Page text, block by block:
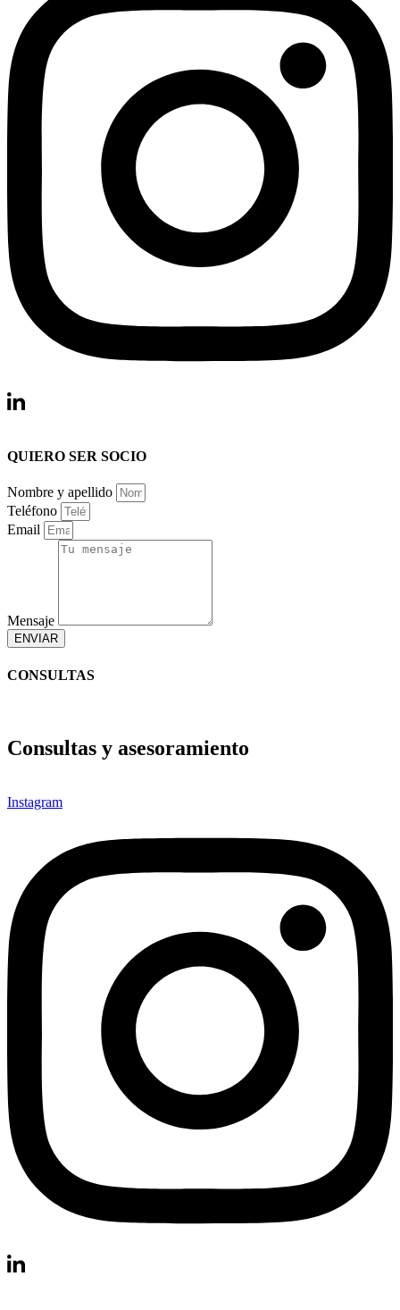
QUIERO SER SOCIO
Nombre y apellido
Teléfono
Email
Mensaje
ENVIAR
CONSULTAS
Consultas y asesoramiento
Instagram